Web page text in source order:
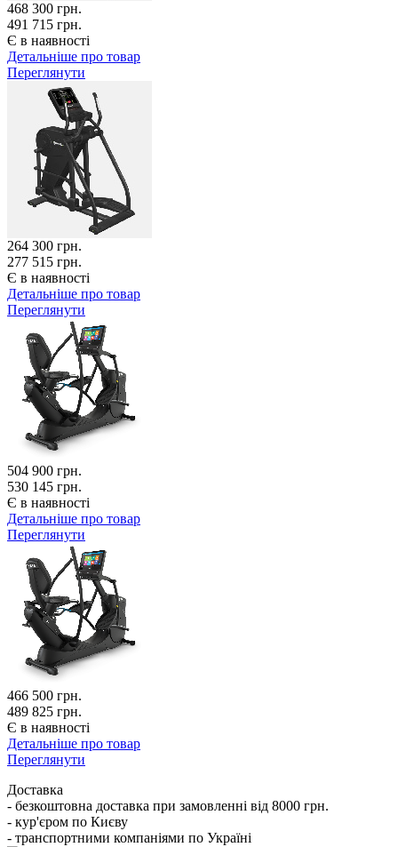
468 300 грн.
491 715 грн.
Є в наявності
Детальніше про товар
Переглянути
264 300 грн.
277 515 грн.
Є в наявності
Детальніше про товар
Переглянути
504 900 грн.
530 145 грн.
Є в наявності
Детальніше про товар
Переглянути
466 500 грн.
489 825 грн.
Є в наявності
Детальніше про товар
Переглянути
Доставка
- безкоштовна доставка при замовленні від 8000 грн.
- кур'єром по Києву
- транспортними компаніями по Україні